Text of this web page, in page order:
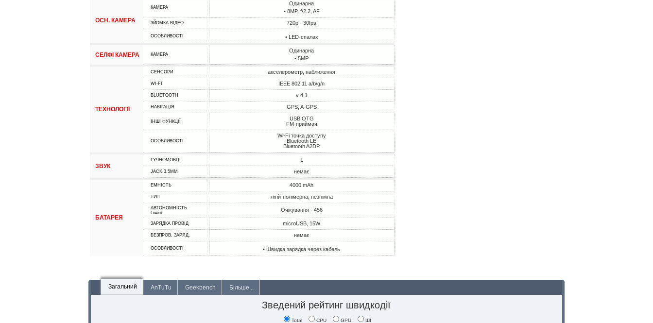
ОСН. КАМЕРА
КАМЕРА
Одинарна
• 8MP, f/2.2, AF
ЗЙОМКА ВІДЕО 720p - 30fps
ОСОБЛИВОСТІ • LED-спалах
СЕЛФІ КАМЕРА КАМЕРА
Одинарна
• 5MP
ТЕХНОЛОГІЇ
СЕНСОРИ акселерометр, наближення
WI-FI IEEE 802.11 a/b/g/n
BLUETOOTH v 4.1
НАВІГАЦІЯ GPS, A-GPS
ІНШІ ФУНКЦІЇ
USB OTG
FM-приймач
ОСОБЛИВОСТІ
Wi-Fi точка доступу
Bluetooth LE
Bluetooth A2DP
ЗВУК
ГУЧНОМОВЦІ 1
JACK 3.5MM немає
БАТАРЕЯ
ЕМНІСТЬ 4000 mAh
ТИП літій-полімерна, незнімна
АВТОНОМНІСТЬ
(годин) Очікування - 456
ЗАРЯДКА ПРОВІД microUSB, 15W
БЕЗПРОВ. ЗАРЯД. немає
ОСОБЛИВОСТІ • Швидка зарядка через кабель
Загальний AnTuTu Geekbench Більше...
Зведений рейтинг швидкодії
Total CPU GPU ШІ